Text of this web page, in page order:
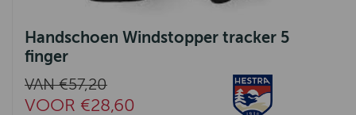
Handschoen Windstopper tracker 5
finger
VAN €57,20
VOOR €28,60